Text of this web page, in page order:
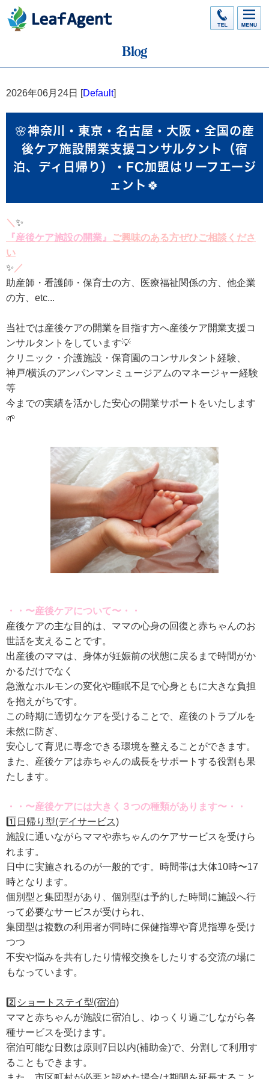
2026年06月24日 [Default]
🌸神奈川・東京・名古屋・大阪・全国の産
後ケア施設開業支援コンサルタント（宿
泊、ディ日帰り）・FC加盟はリーフエージ
ェント🍀
＼ ✨
『産後ケア施設の開業』
ご興味のある方ぜひご相談くださ
い
✨ ／
助産師・看護師・保育士の方、医療福祉関係の方、他企業
の方、etc...
当社では産後ケアの開業を目指す方へ産後ケア開業支援コ
ンサルタントをしています💡
クリニック・介護施設・保育園のコンサルタント経験、
神戸/横浜のアンパンマンミュージアムのマネージャー経験
等
今までの実績を活かした安心の開業サポートをいたします
🌱
・・〜産後ケアについて〜・・
産後ケアの主な⽬的は、ママの⼼⾝の回復と⾚ちゃんのお
世話を⽀えることです。
出産後のママは、⾝体が妊娠前の状態に戻るまで時間がか
かるだけでなく
急激なホルモンの変化や睡眠不⾜で⼼⾝ともに⼤きな負担
を抱えがちです。
この時期に適切なケアを受けることで、産後のトラブルを
未然に防ぎ、
安⼼して育児に専念できる環境を整えることができます。
また、産後ケアは⾚ちゃんの成⻑をサポートする役割も果
たします。
・・〜産後ケアには⼤きく３つの種類があります〜・・
1️⃣ ⽇帰り型(デイサービス)
施設に通いながらママや⾚ちゃんのケアサービスを受けら
れます。
⽇中に実施されるのが⼀般的です。時間帯は大体10時〜17
時となります。
個別型と集団型があり、個別型は予約した時間に施設へ⾏
って必要なサービスが受けられ、
集団型は複数の利⽤者が同時に保健指導や育児指導を受け
つつ
不安や悩みを共有したり情報交換をしたりする交流の場に
もなっています。
2️⃣ ショートステイ型(宿泊)
ママと⾚ちゃんが施設に宿泊し、ゆっくり過ごしながら各
種サービスを受けます。
宿泊可能な⽇数は原則7⽇以内(補助⾦)で、分割して利⽤す
ることもできます。